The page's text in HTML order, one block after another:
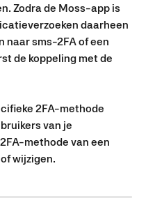
Zodra de Moss-app is
daarheen
naar sms-2FA of een
de koppeling met de
2FA-methode
van je
methode van een
wijzigen.